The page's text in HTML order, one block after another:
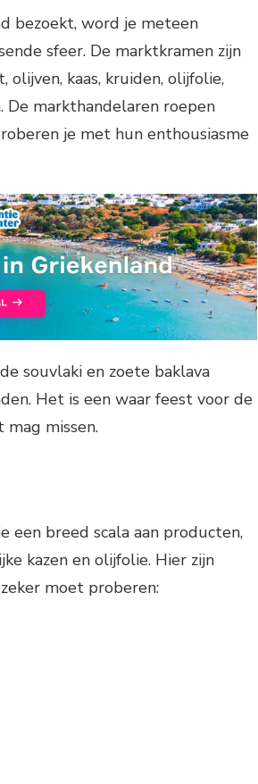
bezoekt, word je meteen
sfeer. De marktkramen zijn
kaas, kruiden, olijfolie,
markthandelaren roepen
je met hun enthousiasme
souvlaki en zoete baklava
Het is een waar feest voor de
missen.
een breed scala aan producten,
kazen en olijfolie. Hier zijn
moet proberen: